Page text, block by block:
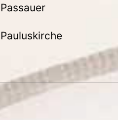
Passauer
Pauluskirche